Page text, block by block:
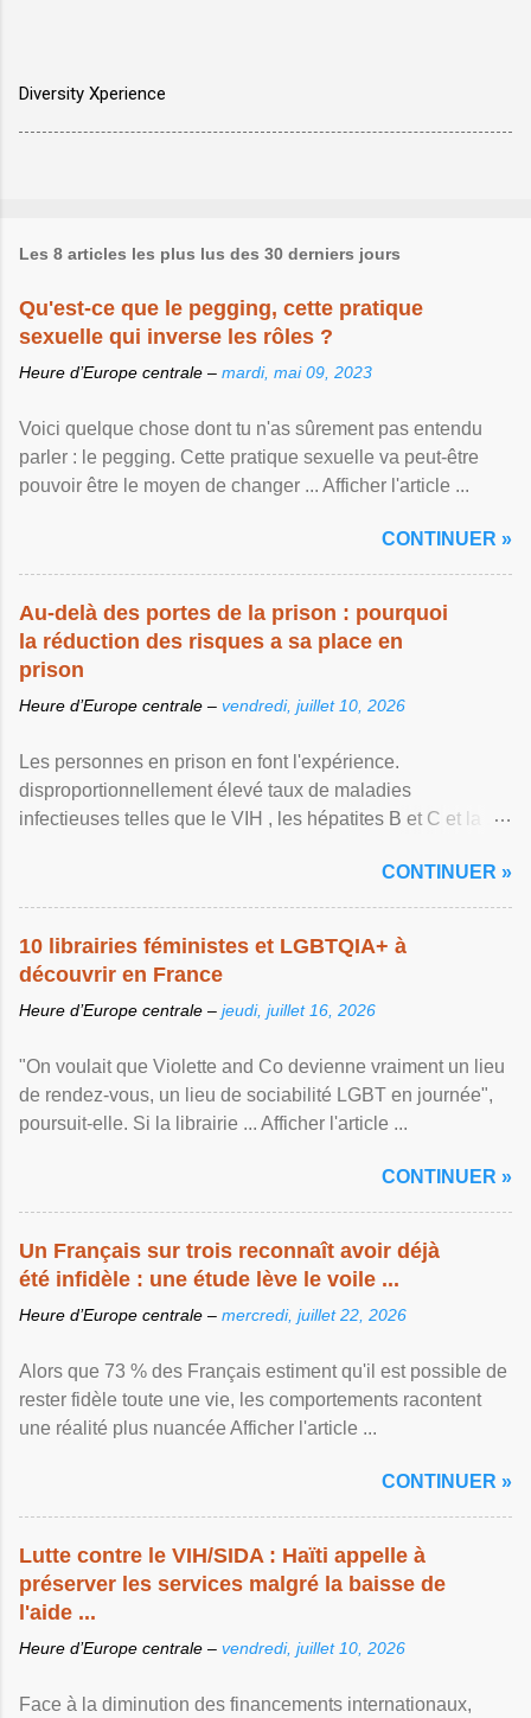
Diversity Xperience
Les 8 articles les plus lus des 30 derniers jours
Qu'est-ce que le pegging, cette pratique
sexuelle qui inverse les rôles ?
Heure d’Europe centrale – mardi, mai 09, 2023
Voici quelque chose dont tu n'as sûrement pas entendu
parler : le pegging. Cette pratique sexuelle va peut-être
pouvoir être le moyen de changer ... Afficher l'article ...
CONTINUER »
Au-delà des portes de la prison : pourquoi
la réduction des risques a sa place en
prison
Heure d’Europe centrale – vendredi, juillet 10, 2026
Les personnes en prison en font l'expérience.
disproportionnellement élevé taux de maladies
infectieuses telles que le VIH , les hépatites B et C et la ...
CONTINUER »
10 librairies féministes et LGBTQIA+ à
découvrir en France
Heure d’Europe centrale – jeudi, juillet 16, 2026
"On voulait que Violette and Co devienne vraiment un lieu
de rendez-vous, un lieu de sociabilité LGBT en journée",
poursuit-elle. Si la librairie ... Afficher l'article ...
CONTINUER »
Un Français sur trois reconnaît avoir déjà
été infidèle : une étude lève le voile ...
Heure d’Europe centrale – mercredi, juillet 22, 2026
Alors que 73 % des Français estiment qu'il est possible de
rester fidèle toute une vie, les comportements racontent
une réalité plus nuancée Afficher l'article ...
CONTINUER »
Lutte contre le VIH/SIDA : Haïti appelle à
préserver les services malgré la baisse de
l'aide ...
Heure d’Europe centrale – vendredi, juillet 10, 2026
Face à la diminution des financements internationaux,